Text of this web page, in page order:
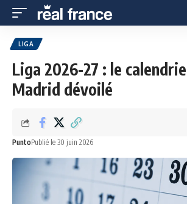
LIGA
Liga 2026-27 : le
Madrid dévoilé
PuntoPublié le 30 juin 2026